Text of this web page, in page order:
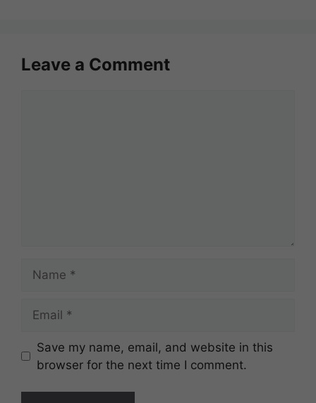
Leave a Comment
Website
Save my name, email, and website in this
browser for the next time I comment.